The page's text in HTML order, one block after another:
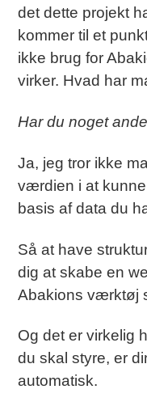
det dette projekt
kommer til et
ikke brug for
virker. Hvad har
Har du noget
Ja, jeg tror ikke
værdien i at
basis af data du
Så at have
dig at skabe en
Abakions værktøj
Og det er virkelig
du skal styre, er
automatisk.